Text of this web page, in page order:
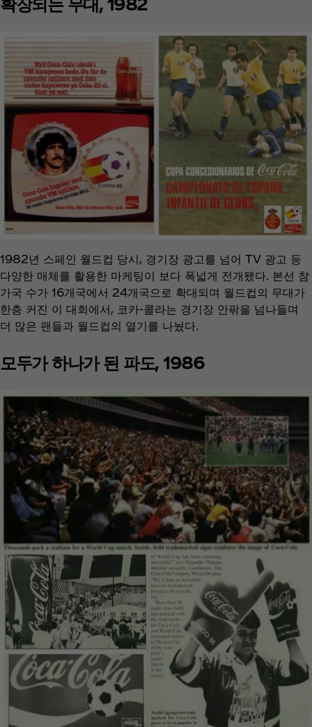
1982년 스페인 월드컵 당시, 경기장 광고를 넘어 TV 광고 등
다양한 매체를 활용한 마케팅이 보다 폭넓게 전개됐다. 본선 참
가국 수가 16개국에서 24개국으로 확대되며 월드컵의 무대가
한층 커진 이 대회에서, 코카‑콜라는 경기장 안팎을 넘나들며
더 많은 팬들과 월드컵의 열기를 나눴다.
모두가 하나가 된 파도, 1986